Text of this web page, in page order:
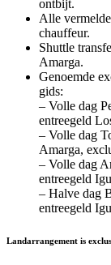
ontbijt.
Alle
chauffeur.
Shuttle
Amarga.
Genoemde
gids:
– Volle dag
entreegeld
– Volle dag
Amarga,
– Volle dag
entreegeld
– Halve dag
entreegeld
Landarrangement is